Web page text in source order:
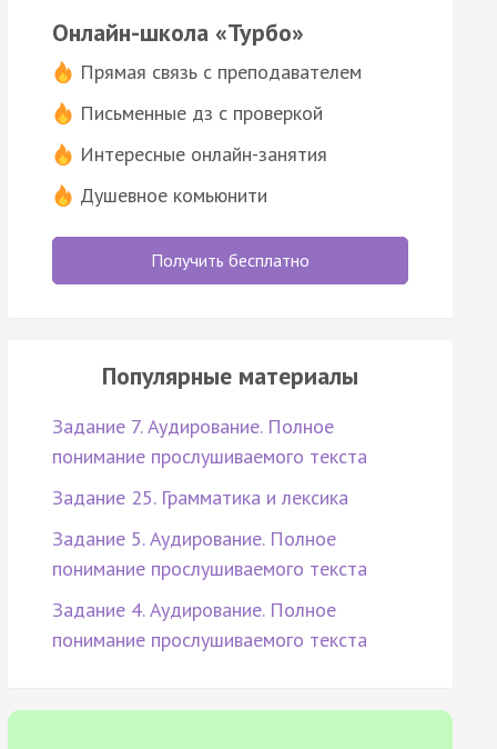
Онлайн-школа «Турбо»
Прямая связь с преподавателем
Письменные дз с проверкой
Интересные онлайн-занятия
Душевное комьюнити
Получить бесплатно
Популярные материалы
Задание 7. Аудирование. Полное
понимание прослушиваемого текста
Задание 25. Грамматика и лексика
Задание 5. Аудирование. Полное
понимание прослушиваемого текста
Задание 4. Аудирование. Полное
понимание прослушиваемого текста